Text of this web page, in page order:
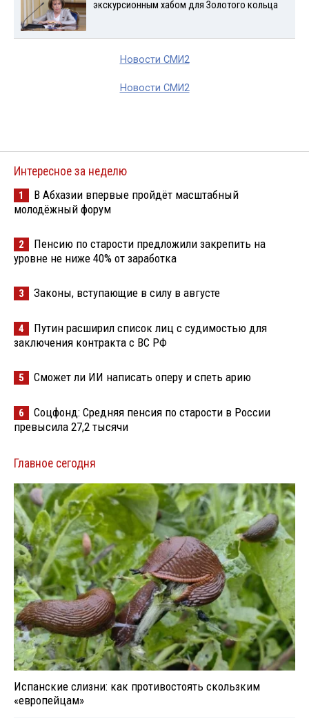
экскурсионным хабом для Золотого кольца
Новости СМИ2
Новости СМИ2
Интересное за неделю
1
В Абхазии впервые пройдёт масштабный
молодёжный форум
2
Пенсию по старости предложили закрепить на
уровне не ниже 40% от заработка
3 Законы, вступающие в силу в августе
4
Путин расширил список лиц с судимостью для
заключения контракта с ВС РФ
5 Сможет ли ИИ написать оперу и спеть арию
6
Соцфонд: Средняя пенсия по старости в России
превысила 27,2 тысячи
Главное сегодня
Испанские слизни: как противостоять скользким
«европейцам»